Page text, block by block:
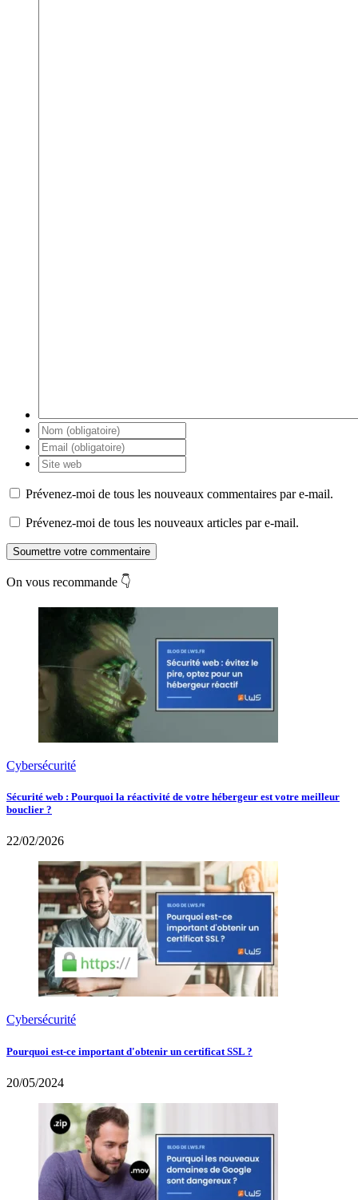
Prévenez-moi de tous les nouveaux commentaires par e-mail.
Prévenez-moi de tous les nouveaux articles par e-mail.
Soumettre votre commentaire
On vous recommande 👇
Cybersécurité
Sécurité web : Pourquoi la réactivité de votre hébergeur est votre meilleur
bouclier ?
22/02/2026
Cybersécurité
Pourquoi est-ce important d'obtenir un certificat SSL ?
20/05/2024